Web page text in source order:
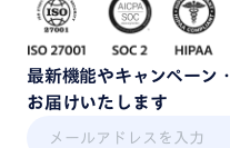
最新機能やキャンペーン・
お届けいたします